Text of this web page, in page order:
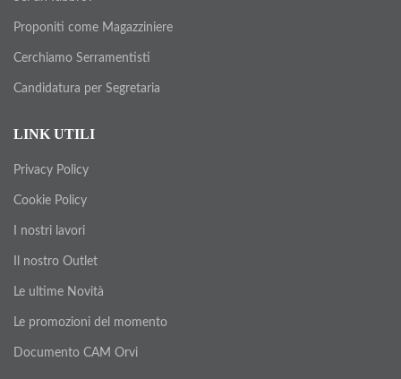
Proponiti come Magazziniere
Cerchiamo Serramentisti
Candidatura per Segretaria
LINK UTILI
Privacy Policy
Cookie Policy
I nostri lavori
Il nostro Outlet
Le ultime Novità
Le promozioni del momento
Documento CAM Orvi